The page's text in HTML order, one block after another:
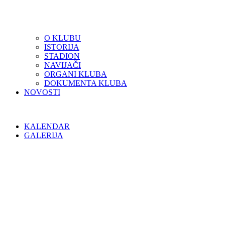
O KLUBU
ISTORIJA
STADION
NAVIJAČI
ORGANI KLUBA
DOKUMENTA KLUBA
NOVOSTI
KALENDAR
GALERIJA